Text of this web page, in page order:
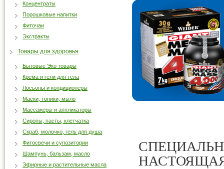
Концентраты
Порошковые напитки
Фиточаи
Экстракты
Товары для здоровья
Бытовые Эко товары
Крема и гели для тела
Лосьоны и кондиционеры
Маски, тоники, мыло
Массажеры и аппликаторы
Сиропы, пасты, клетчатка
Скраб, молочко, гель для душа
Фитосвечи и супозитории
Шампунь, бальзам, масло
Эфирные и растительные масла